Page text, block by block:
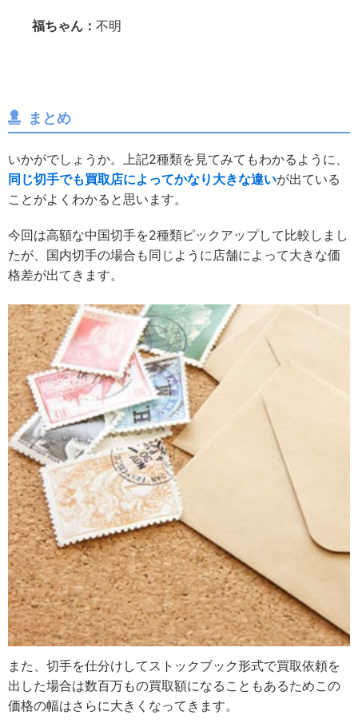
福ちゃん： 不明
まとめ
いかがでしょうか。上記2種類を見てみてもわかるように、
同じ切手でも買取店によってかなり大きな違いが出ている
ことがよくわかると思います。
今回は高額な中国切手を2種類ピックアップして比較しまし
たが、国内切手の場合も同じように店舗によって大きな価
格差が出てきます。
また、切手を仕分けしてストックブック形式で買取依頼を
出した場合は数百万もの買取額になることもあるためこの
価格の幅はさらに大きくなってきます。